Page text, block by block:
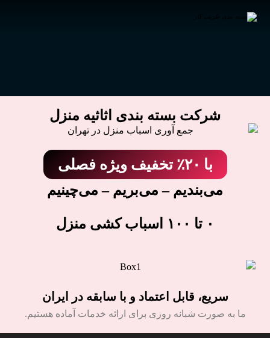
شرکت بسته بندی اثاثیه منزل
با ۲۰٪ تخفیف ویژه فصلی
می‌بندیم – می‌بریم – می‌چینیم
۰ تا ۱۰۰ اسباب کشی منزل
سریع، قابل اعتماد و با سابقه در ایران
ما به صورت شبانه روزی برای ارائه خدمات آماده هستیم.